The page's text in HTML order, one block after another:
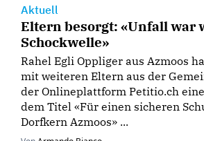
Aktuell
Eltern besorgt: «Unfall war
Schockwelle»
Rahel Egli Oppliger aus Azmoos
mit weiteren Eltern aus der
der Onlineplattform Petitio.ch
dem Titel «Für einen sicheren
Dorfkern Azmoos» ...